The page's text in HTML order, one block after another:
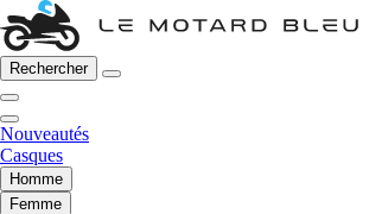
Rechercher
Nouveautés
Casques
Homme
Femme